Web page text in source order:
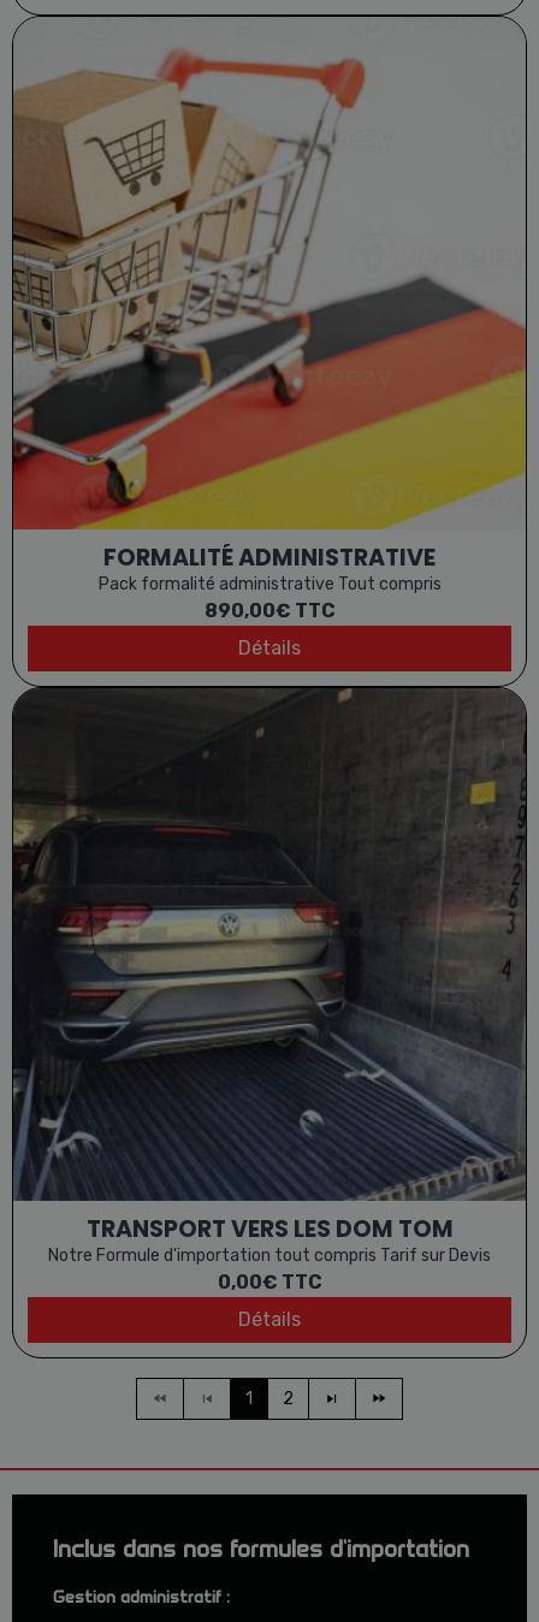
FORMALITÉ ADMINISTRATIVE
Pack formalité administrative Tout compris
890,00€ TTC
Détails
TRANSPORT VERS LES DOM TOM
Notre Formule d'importation tout compris Tarif sur Devis
0,00€ TTC
Détails
1 2
Inclus dans nos formules d'importation
Gestion administratif :